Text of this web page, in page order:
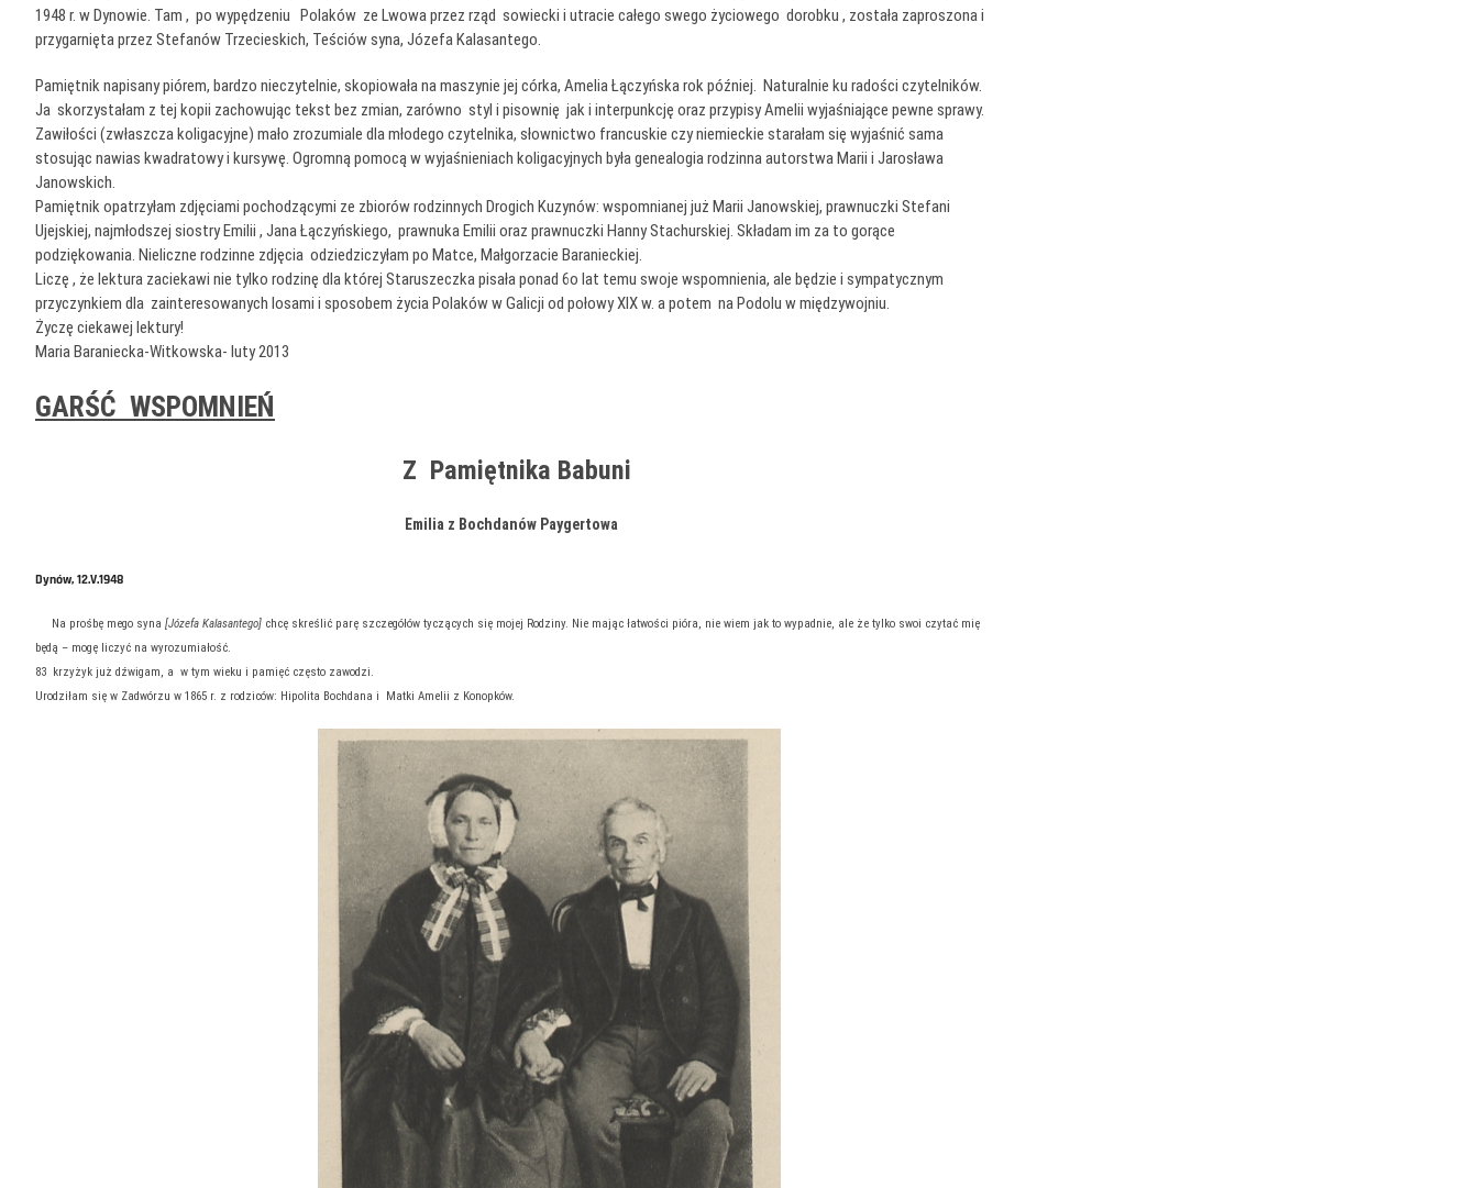
1948 r. w Dynowie. Tam , po wypędzeniu Polaków ze Lwowa przez rząd sowiecki i utracie całego swego życiowego dorobku , została zaproszona i
przygarnięta przez Stefanów Trzecieskich, Teściów syna, Józefa Kalasantego.
Pamiętnik napisany piórem, bardzo nieczytelnie, skopiowała na maszynie jej córka, Amelia Łączyńska rok później. Naturalnie ku radości czytelników.
Ja skorzystałam z tej kopii zachowując tekst bez zmian, zarówno styl i pisownię jak i interpunkcję oraz przypisy Amelii wyjaśniające pewne sprawy.
Zawiłości (zwłaszcza koligacyjne) mało zrozumiale dla młodego czytelnika, słownictwo francuskie czy niemieckie starałam się wyjaśnić sama
stosując nawias kwadratowy i kursywę. Ogromną pomocą w wyjaśnieniach koligacyjnych była genealogia rodzinna autorstwa Marii i Jarosława
Janowskich.
Pamiętnik opatrzyłam zdjęciami pochodzącymi ze zbiorów rodzinnych Drogich Kuzynów: wspomnianej już Marii Janowskiej, prawnuczki Stefani
Ujejskiej, najmłodszej siostry Emilii , Jana Łączyńskiego, prawnuka Emilii oraz prawnuczki Hanny Stachurskiej. Składam im za to gorące
podziękowania. Nieliczne rodzinne zdjęcia odziedziczyłam po Matce, Małgorzacie Baranieckiej.
Liczę , że lektura zaciekawi nie tylko rodzinę dla której Staruszeczka pisała ponad 6o lat temu swoje wspomnienia, ale będzie i sympatycznym
przyczynkiem dla zainteresowanych losami i sposobem życia Polaków w Galicji od połowy XIX w. a potem na Podolu w międzywojniu.
Życzę ciekawej lektury!
Maria Baraniecka-Witkowska- luty 2013
GARŚĆ WSPOMNIEŃ
Z Pamiętnika Babuni
Emilia z Bochdanów Paygertowa
Dynów, 12.V.1948
Na prośbę mego syna [Józefa Kalasantego] chcę skreślić parę szczegółów tyczących się mojej Rodziny. Nie mając łatwości pióra, nie wiem jak to wypadnie, ale że tylko swoi czytać mię
będą – mogę liczyć na wyrozumiałość.
83 krzyżyk już dźwigam, a w tym wieku i pamięć często zawodzi.
Urodziłam się w Zadwórzu w 1865 r. z rodziców: Hipolita Bochdana i Matki Amelii z Konopków.